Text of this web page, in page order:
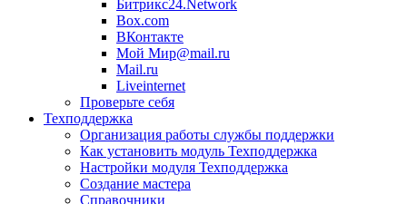
Битрикс24.Network
Box.com
ВКонтакте
Мой Мир@mail.ru
Mail.ru
Liveinternet
Проверьте себя
Техподдержка
Организация работы службы поддержки
Как установить модуль Техподдержка
Настройки модуля Техподдержка
Создание мастера
Справочники